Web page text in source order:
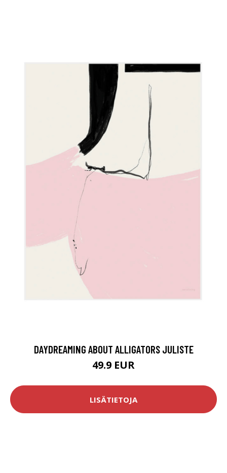
DAYDREAMING ABOUT ALLIGATORS JULISTE
49.9 EUR
LISÄTIETOJA